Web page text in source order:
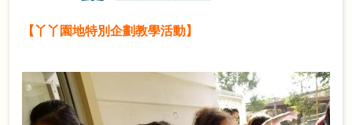
【丫丫園地特別企劃教學活動】